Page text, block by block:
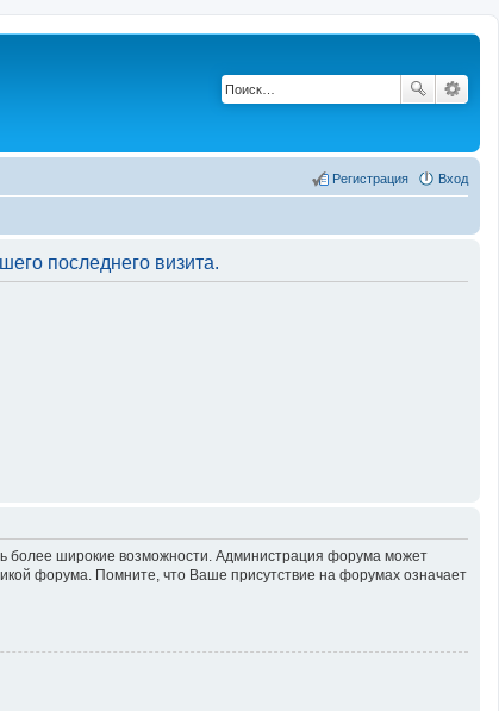
Вход
Регистрация
последнего визита.
более широкие возможности. Администрация форума может
форума. Помните, что Ваше присутствие на форумах означает